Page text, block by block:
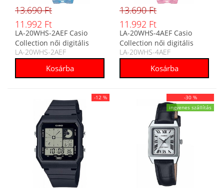
13.690 Ft
11.992 Ft
LA-20WHS-2AEF Casio
Collection női digitális
karóra
LA-20WHS-2AEF
13.690 Ft
11.992 Ft
LA-20WHS-4AEF Casio
Collection női digitális
karóra
LA-20WHS-4AEF
-12 %
-30 %
ingyenes szállítás